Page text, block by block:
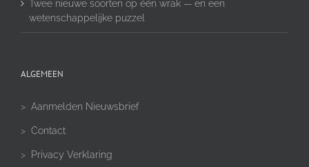
Twee nieuwe soorten op één wrak — en een
wetenschappelijke puzzel
ALGEMEEN
> Aanmelden Nieuwsbrief
> Contact
> Privacy Verklaring